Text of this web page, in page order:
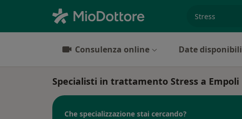
Consulenza online Date disponibili
Specialisti in trattamento Stress a Empoli
Che specializzazione stai cercando?